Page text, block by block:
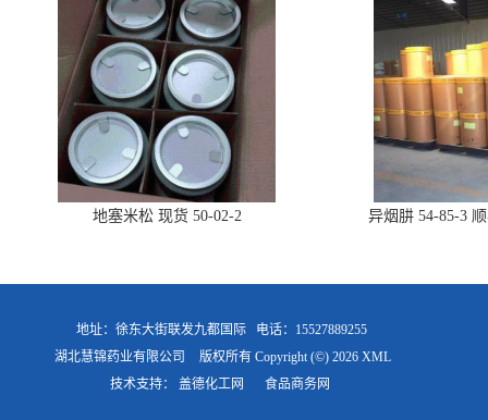
地塞米松 现货 50-02-2 异烟肼 54-85-3
地址：徐东大街联发九都国际
电话：15527889255
湖北慧锦药业有限公司
版权所有 Copyright (©) 2026 XML
技术支持： 盖德化工网 食品商务网